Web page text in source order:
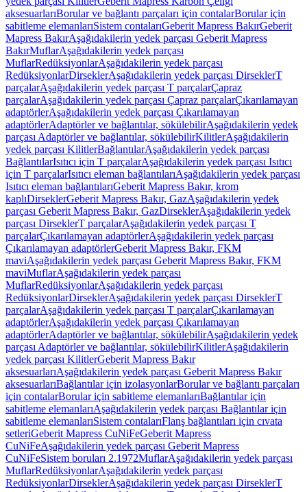
aksesuarlarıBorular ve bağlantı parçaları için contalarBorular için
sabitleme elemanlarıSistem contalarıGeberit Mapress BakırGeberit
Mapress BakırAşağıdakilerin yedek parçası Geberit Mapress
BakırMuflarAşağıdakilerin yedek parçası
MuflarRedüksiyonlarAşağıdakilerin yedek parçası
RedüksiyonlarDirseklerAşağıdakilerin yedek parçası DirseklerT
parçalarAşağıdakilerin yedek parçası T parçalarÇapraz
parçalarAşağıdakilerin yedek parçası Çapraz parçalarÇıkarılamayan
adaptörlerAşağıdakilerin yedek parçası Çıkarılamayan
adaptörlerAdaptörler ve bağlantılar, sökülebilirAşağıdakilerin yedek
parçası Adaptörler ve bağlantılar, sökülebilirKilitlerAşağıdakilerin
yedek parçası KilitlerBağlantılarAşağıdakilerin yedek parçası
BağlantılarIsıtıcı için T parçalarAşağıdakilerin yedek parçası Isıtıcı
için T parçalarIsıtıcı eleman bağlantılarıAşağıdakilerin yedek parçası
Isıtıcı eleman bağlantılarıGeberit Mapress Bakır, krom
kaplıDirseklerGeberit Mapress Bakır, GazAşağıdakilerin yedek
parçası Geberit Mapress Bakır, GazDirseklerAşağıdakilerin yedek
parçası DirseklerT parçalarAşağıdakilerin yedek parçası T
parçalarÇıkarılamayan adaptörlerAşağıdakilerin yedek parçası
Çıkarılamayan adaptörlerGeberit Mapress Bakır, FKM
maviAşağıdakilerin yedek parçası Geberit Mapress Bakır, FKM
maviMuflarAşağıdakilerin yedek parçası
MuflarRedüksiyonlarAşağıdakilerin yedek parçası
RedüksiyonlarDirseklerAşağıdakilerin yedek parçası DirseklerT
parçalarAşağıdakilerin yedek parçası T parçalarÇıkarılamayan
adaptörlerAşağıdakilerin yedek parçası Çıkarılamayan
adaptörlerAdaptörler ve bağlantılar, sökülebilirAşağıdakilerin yedek
parçası Adaptörler ve bağlantılar, sökülebilirKilitlerAşağıdakilerin
yedek parçası KilitlerGeberit Mapress Bakır
aksesuarlarıAşağıdakilerin yedek parçası Geberit Mapress Bakır
aksesuarlarıBağlantılar için izolasyonlarBorular ve bağlantı parçaları
için contalarBorular için sabitleme elemanlarıBağlantılar için
sabitleme elemanlarıAşağıdakilerin yedek parçası Bağlantılar için
sabitleme elemanlarıSistem contalarıFlanş bağlantıları için cıvata
setleriGeberit Mapress CuNiFeGeberit Mapress
CuNiFeAşağıdakilerin yedek parçası Geberit Mapress
CuNiFeSistem boruları 2.1972MuflarAşağıdakilerin yedek parçası
MuflarRedüksiyonlarAşağıdakilerin yedek parçası
RedüksiyonlarDirseklerAşağıdakilerin yedek parçası DirseklerT